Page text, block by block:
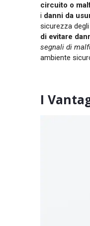
circuito o
i danni da
sicurezza
di evitare
segnali di
ambiente
I